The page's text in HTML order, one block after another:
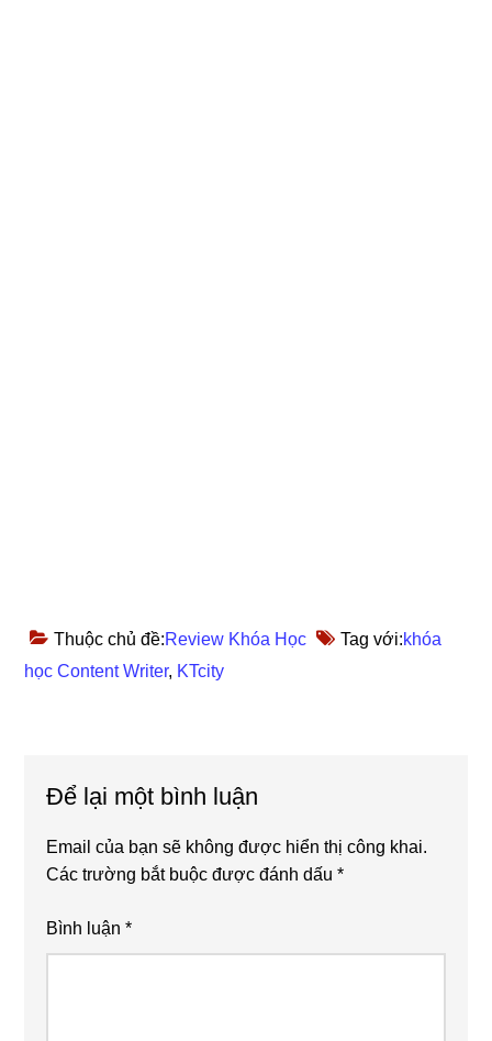
Thuộc chủ đề:Review Khóa Học Tag với:khóa
học Content Writer, KTcity
Interactions
Để lại một bình luận
Email của bạn sẽ không được hiển thị công khai.
Các trường bắt buộc được đánh dấu*
Bình luận*